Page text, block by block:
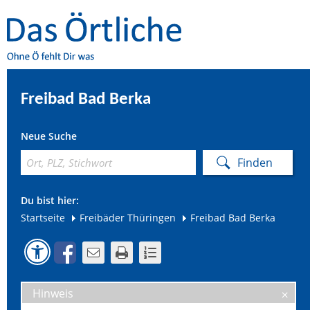
Freibad Bad Berka
Neue Suche
Du bist hier:
Startseite
Freibäder Thüringen Freibad Bad Berka
Hinweis